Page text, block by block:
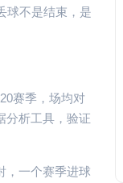
球不是结束，是
赛季，场均对
分析工具，验证
，一个赛季进球